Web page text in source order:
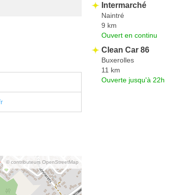
© contributeurs OpenStreetMap
Intermarché
Naintré
9 km
Ouvert en continu
Clean Car 86
Buxerolles
11 km
Ouverte jusqu'à 22h